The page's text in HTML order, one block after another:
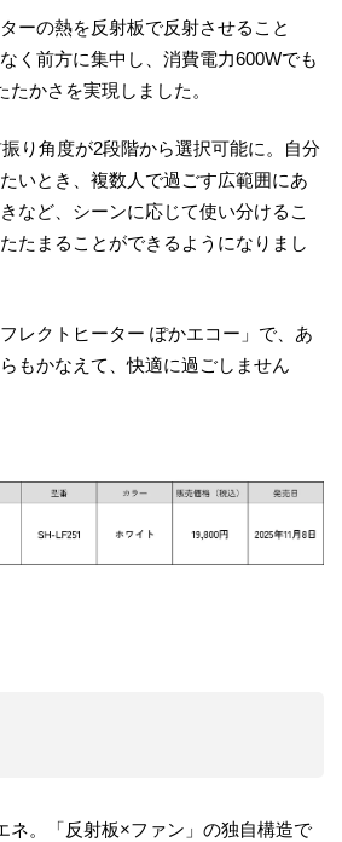
ーの熱を反射板で反射させること
く前方に集中し、消費電力600Wでも
かさを実現しました。
り角度が2段階から選択可能に。自分
いとき、複数人で過ごす広範囲にあ
など、シーンに応じて使い分けるこ
たまることができるようになりまし
レクトヒーター ぽかエコー」で、あ
もかなえて、快適に過ごしません
ネ。「反射板×ファン」の独自構造で